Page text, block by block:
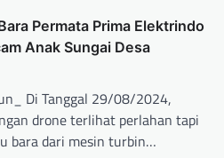
Permata Prima Elektrindo
Anak Sungai Desa
Di Tanggal 29/08/2024,
drone terlihat perlahan tapi
bara dari mesin turbin…